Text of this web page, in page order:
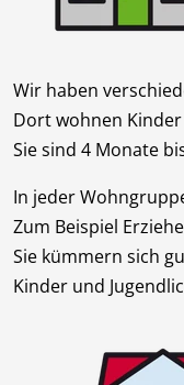
Wir haben
Dort wohnen
Sie sind 4 Monate
In jeder
Zum Beispiel
Sie kümmern sich
Kinder und